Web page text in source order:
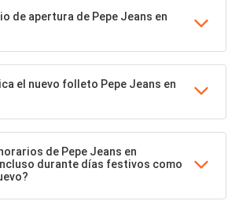
de apertura de Pepe Jeans en
el nuevo folleto Pepe Jeans en
de Pepe Jeans en
durante días festivos como